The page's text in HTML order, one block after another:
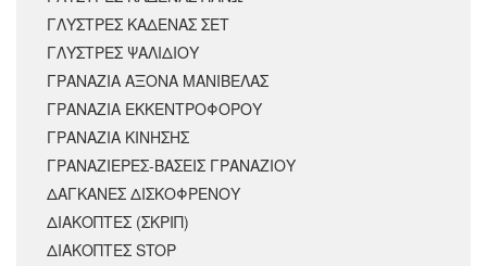
ΓΛΥΣΤΡΕΣ ΚΑΔΕΝΑΣ ΣΕΤ
ΓΛΥΣΤΡΕΣ ΨΑΛΙΔΙΟΥ
ΓΡΑΝΑΖΙΑ ΑΞΟΝΑ ΜΑΝΙΒΕΛΑΣ
ΓΡΑΝΑΖΙΑ ΕΚΚΕΝΤΡΟΦΟΡΟΥ
ΓΡΑΝΑΖΙΑ ΚΙΝΗΣΗΣ
ΓΡΑΝΑΖΙΕΡΕΣ-ΒΑΣΕΙΣ ΓΡΑΝΑΖΙΟΥ
ΔΑΓΚΑΝΕΣ ΔΙΣΚΟΦΡΕΝΟΥ
ΔΙΑΚΟΠΤΕΣ (ΣΚΡΙΠ)
ΔΙΑΚΟΠΤΕΣ STOP